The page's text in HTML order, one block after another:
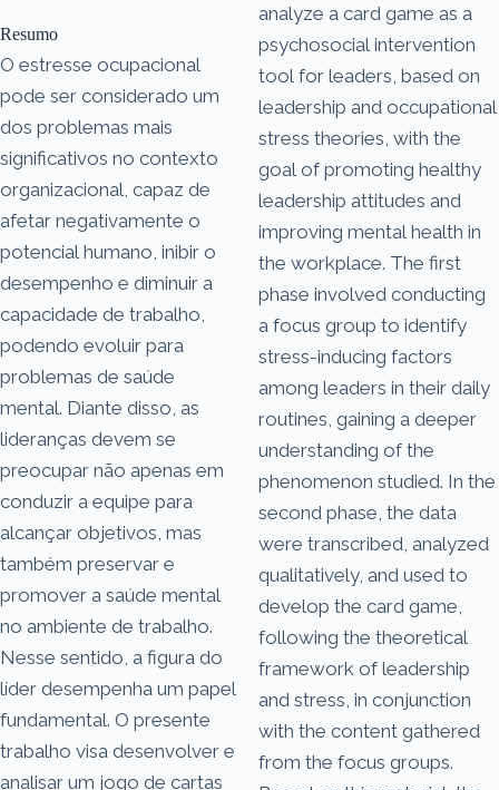
Resumo
O estresse ocupacional
pode ser considerado um
dos problemas mais
significativos no contexto
organizacional, capaz de
afetar negativamente o
potencial humano, inibir o
desempenho e diminuir a
capacidade de trabalho,
podendo evoluir para
problemas de saúde
mental. Diante disso, as
lideranças devem se
preocupar não apenas em
conduzir a equipe para
alcançar objetivos, mas
também preservar e
promover a saúde mental
no ambiente de trabalho.
Nesse sentido, a figura do
líder desempenha um papel
fundamental. O presente
trabalho visa desenvolver e
analisar um jogo de cartas
analyze a card game as a
psychosocial intervention
tool for leaders, based on
leadership and occupational
stress theories, with the
goal of promoting healthy
leadership attitudes and
improving mental health in
the workplace. The first
phase involved conducting
a focus group to identify
stress-inducing factors
among leaders in their daily
routines, gaining a deeper
understanding of the
phenomenon studied. In the
second phase, the data
were transcribed, analyzed
qualitatively, and used to
develop the card game,
following the theoretical
framework of leadership
and stress, in conjunction
with the content gathered
from the focus groups.